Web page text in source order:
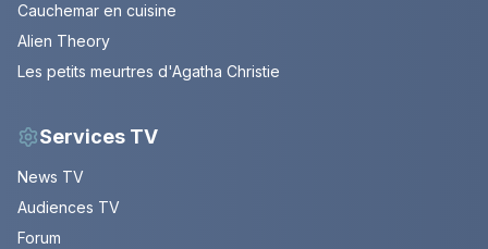
Cauchemar en cuisine
Alien Theory
Les petits meurtres d'Agatha Christie
Services TV
News TV
Audiences TV
Forum